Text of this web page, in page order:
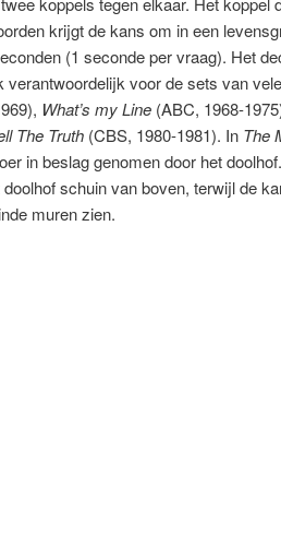
krijgt de kans om in een
(1 seconde per vraag). Het
verantwoordelijk voor de sets van
What’s my Line (ABC, 1968-
The Truth (CBS, 1980-1981). In The
in beslag genomen door het
schuin van boven, terwijl de
muren zien.